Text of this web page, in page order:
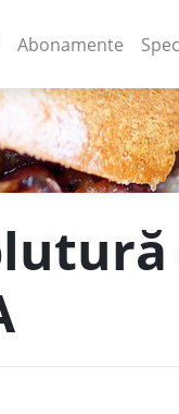
(current)
Abonamente